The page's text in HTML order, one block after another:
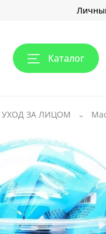
Каталог
УХОД ЗА ЛИЦОМ